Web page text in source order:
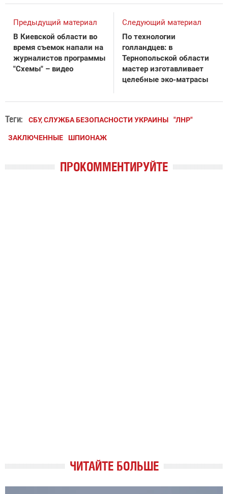
Предыдущий материал
В Киевской области во
время съемок напали на
журналистов программы
"Схемы" – видео
Следующий материал
По технологии
голландцев: в
Тернопольской области
мастер изготавливает
целебные эко-матрасы
Теги: СБУ, СЛУЖБА БЕЗОПАСНОСТИ УКРАИНЫ "ЛНР"
ЗАКЛЮЧЕННЫЕ ШПИОНАЖ
ПРОКОММЕНТИРУЙТЕ
ЧИТАЙТЕ БОЛЬШЕ